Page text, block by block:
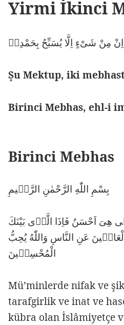
Yirmi İkinci
مِنْ شَىْءٍ اِلَّا يُسَبِّحُ بِحَمْدِهٖ
Şu Mektup, iki
Birinci Mebhas, ehl-i
Birinci Mebhas
بِسْمِ اللّٰهِ الرَّحْمٰنِ الرَّحٖيمِ
هِىَ اَحْسَنُ فَاِذَا الَّذٖى بَيْنَكَ
عَنِ النَّاسِ وَاللّٰهُ يُحِبُّ
الْمُحْسِنٖينَ
Mü’minlerde nifak ve
tarafgirlik ve inat ve
kübra olan İslâmiyetçe